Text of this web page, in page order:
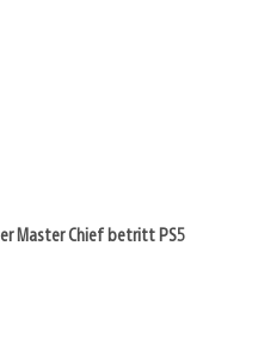
Master Chief betritt PS5